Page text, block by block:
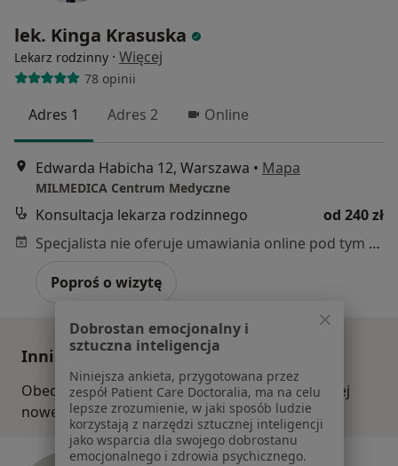
lek. Kinga Krasuska
Lekarz rodzinny · Więcej
78 opinii
Adres 1 Adres 2 Online
Edwarda Habicha 12, Warszawa • Mapa
MILMEDICA Centrum Medyczne
Konsultacja lekarza rodzinnego
od 240 zł
Specjalista nie oferuje umawiania online pod tym adresem.
Poproś o wizytę
Inni specjaliści w Twojej okolicy
Obecnie nie ma wolnych miejsc. Sprawdź później
nowe oferty.
Dobrostan emocjonalny i
sztuczna inteligencja
Niniejsza ankieta, przygotowana przez
zespół Patient Care Doctoralia, ma na celu
lepsze zrozumienie, w jaki sposób ludzie
korzystają z narzędzi sztucznej inteligencji
jako wsparcia dla swojego dobrostanu
emocjonalnego i zdrowia psychicznego.